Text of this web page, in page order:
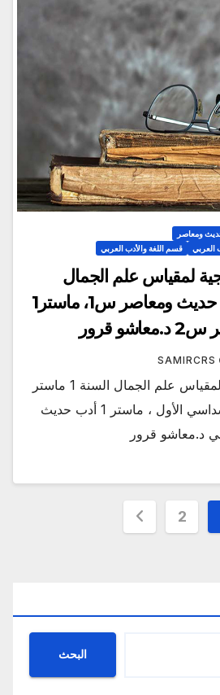
العربي
قسم اللغة والأدب العربي
لمقياس علم الجمال
السنة 1 ماستر نقد حديث ومعاصر س1، ماستر1
قرور
SAMIRCRS
المطبوعة البيداغوجية لمقياس علم الجمال السنة 1 ماستر
نقد حديث ومعاصر السداسي الأول ، ماستر 1 أدب حديث
د.معاشو قرور
2
البحث